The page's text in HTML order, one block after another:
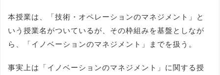
本授業は、「技術・オペレーションのマネジメント」と
いう授業名がついているが、その枠組みを基盤としなが
ら、「イノベーションのマネジメント」までを扱う。
事実上は「イノベーションのマネジメント」に関する授